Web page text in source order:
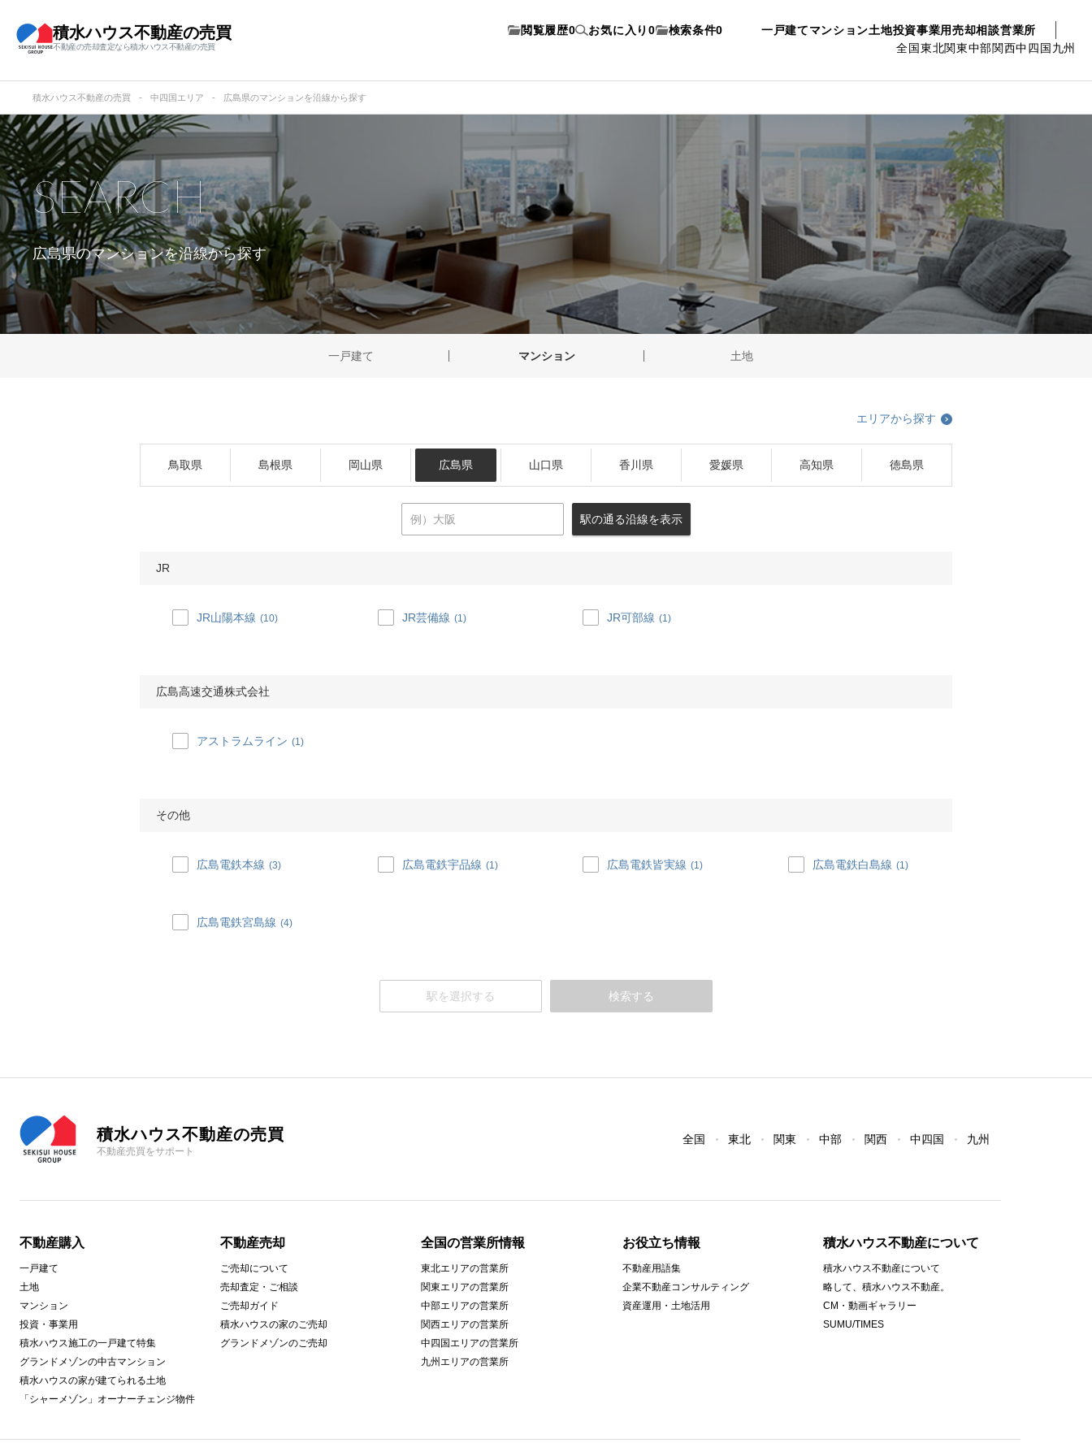
積水ハウス不動産の売買
不動産の売却査定なら積水ハウス不動産の売買
一戸建てマンション土地投資事業用売却相談営業所
全国東北関東中部関西中四国九州
閲覧履歴0 お気に入り 0 検索条件0
積水ハウス不動産の売買 中四国エリア 広島県のマンションを沿線から探す
広島県のマンションを沿線から探す
SEARCH
一戸建て マンション 土地
エリアから探す
鳥取県 島根県 岡山県 広島県 山口県 香川県 愛媛県 高知県 徳島県
駅の通る沿線を表示
JR
JR山陽本線 (10) JR芸備線 (1) JR可部線 (1)
広島高速交通株式会社
アストラムライン (1)
その他
広島電鉄本線 (3) 広島電鉄宇品線 (1) 広島電鉄皆実線 (1) 広島電鉄白島線 (1)
広島電鉄宮島線 (4)
駅を選択する 検索する
積水ハウス不動産の売買
不動産売買をサポート
全国 東北 関東 中部 関西 中四国 九州
不動産購入
一戸建て
土地
マンション
投資・事業用
積水ハウス施工の一戸建て特集
グランドメゾンの中古マンション
積水ハウスの家が建てられる土地
「シャーメゾン」オーナーチェンジ物件
不動産売却
ご売却について
売却査定・ご相談
ご売却ガイド
積水ハウスの家のご売却
グランドメゾンのご売却
全国の営業所情報
東北エリアの営業所
関東エリアの営業所
中部エリアの営業所
関西エリアの営業所
中四国エリアの営業所
九州エリアの営業所
お役立ち情報
不動産用語集
企業不動産コンサルティング
資産運用・土地活用
積水ハウス不動産について
積水ハウス不動産について
略して、積水ハウス不動産。
CM・動画ギャラリー
SUMU/TIMES